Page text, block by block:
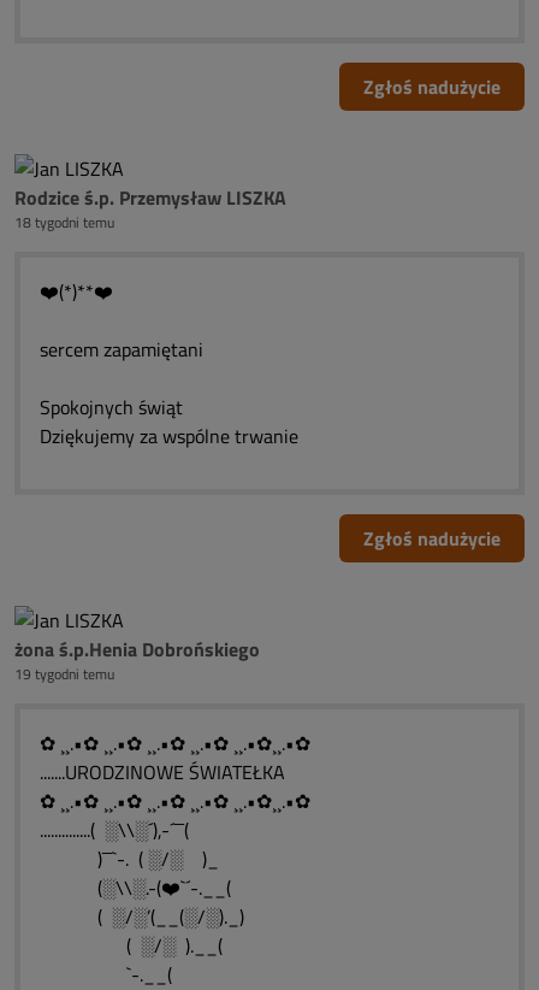
Zgłoś nadużycie
Rodzice ś.p. Przemysław LISZKA
18 tygodni temu
❤️(*)**❤️
sercem zapamiętani
Spokojnych świąt
Dziękujemy za wspólne trwanie
Zgłoś nadużycie
żona ś.p.Henia Dobrońskiego
19 tygodni temu
✿ ¸¸.•✿ ¸¸.•✿ ¸¸.•✿ ¸¸.•✿ ¸¸.•✿¸¸.•✿
.......URODZINOWE ŚWIATEŁKA
✿ ¸¸.•✿ ¸¸.•✿ ¸¸.•✿ ¸¸.•✿ ¸¸.•✿¸¸.•✿
..............( ░\\░´),-´¯¯(
)¯¯`-. ( ░/░ )_
(░\\░.-(❤️`´-.__(
( ░/░’(__(░/░)._)
( ░/░ ).__(
`-.__(